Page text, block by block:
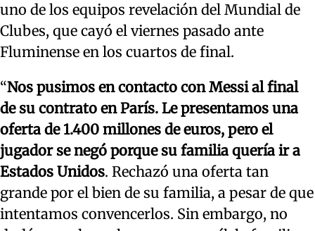
uno de los equipos revelación del Mundial de
Clubes, que cayó el viernes pasado ante
Fluminense en los cuartos de final.
“Nos pusimos en contacto con Messi al final
de su contrato en París. Le presentamos una
oferta de 1.400 millones de euros, pero el
jugador se negó porque su familia quería ir a
Estados Unidos. Rechazó una oferta tan
grande por el bien de su familia, a pesar de que
intentamos convencerlos. Sin embargo, no